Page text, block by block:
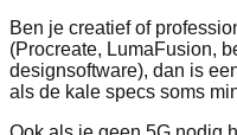
Ben je creatief of
(Procreate, LumaFusion,
designsoftware), dan is
als de kale specs soms